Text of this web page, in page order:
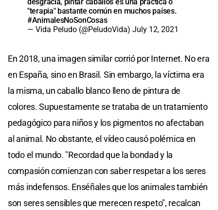
"terapia" bastante común en muchos países.
#AnimalesNoSonCosas
— Vida Peludo (@PeludoVida) July 12, 2021
En 2018, una imagen similar corrió por Internet. No era
en España, sino en Brasil. Sin embargo, la víctima era
la misma, un caballo blanco lleno de pintura de
colores. Supuestamente se trataba de un tratamiento
pedagógico para niños y los pigmentos no afectaban
al animal. No obstante, el vídeo causó polémica en
todo el mundo. "Recordad que la bondad y la
compasión comienzan con saber respetar a los seres
más indefensos. Enséñales que los animales también
son seres sensibles que merecen respeto", recalcan